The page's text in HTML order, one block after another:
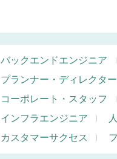
バックエンドエンジニア
プランナー・ディレクター
コーポレート・スタッフ
インフラエンジニア
カスタマーサクセス